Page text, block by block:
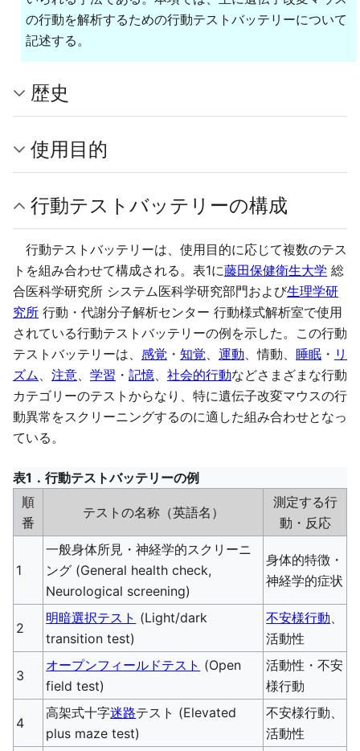
の行動を解析するための行動テストバッテリーについて
記述する。
歴史
使用目的
行動テストバッテリーの構成
行動テストバッテリーは、使用目的に応じて複数のテス
トを組み合わせて構成される。表1に藤田保健衛生大学 総
合医科学研究所 システム医科学研究部門および生理学研
究所 行動・代謝分子解析センター 行動様式解析室で使用
されている行動テストバッテリーの例を示した。この行動
テストバッテリーは、 感覚 ・ 知覚、 運動、情動、 睡眠 ・ リ
ズム、 注意、 学習 ・ 記憶、 社会的行動などさまざまな行動
カテゴリーのテストからなり、特に遺伝子改変マウスの行
動異常をスクリーニングするのに適した組み合わせとなっ
ている。
表1．行動テストバッテリーの例
順
番
テストの名称（英語名）
測定する行
動・反応
1
一般身体所見・神経学的スクリーニ
ング (General health check,
Neurological screening)
身体的特徴・
神経学的症状
2
明暗選択テスト (Light/dark
transition test)
不安様行動、
活動性
3
オープンフィールドテスト (Open
field test)
活動性・不安
様行動
4
高架式十字迷路テスト (Elevated
plus maze test)
不安様行動、
活動性